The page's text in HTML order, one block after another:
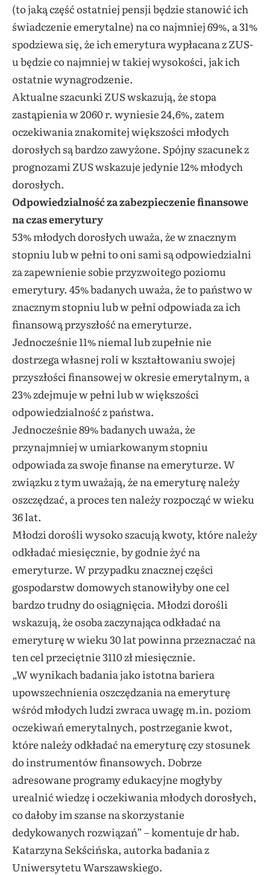
(to jaką część ostatniej pensji będzie stanowić ich
świadczenie emerytalne) na co najmniej 69%, a 31%
spodziewa się, że ich emerytura wypłacana z ZUS-
u będzie co najmniej w takiej wysokości, jak ich
ostatnie wynagrodzenie.
Aktualne szacunki ZUS wskazują, że stopa
zastąpienia w 2060 r. wyniesie 24,6%, zatem
oczekiwania znakomitej większości młodych
dorosłych są bardzo zawyżone. Spójny szacunek z
prognozami ZUS wskazuje jedynie 12% młodych
dorosłych.
Odpowiedzialność za zabezpieczenie finansowe
na czas emerytury
53% młodych dorosłych uważa, że w znacznym
stopniu lub w pełni to oni sami są odpowiedzialni
za zapewnienie sobie przyzwoitego poziomu
emerytury. 45% badanych uważa, że to państwo w
znacznym stopniu lub w pełni odpowiada za ich
finansową przyszłość na emeryturze.
Jednocześnie 11% niemal lub zupełnie nie
dostrzega własnej roli w kształtowaniu swojej
przyszłości finansowej w okresie emerytalnym, a
23% zdejmuje w pełni lub w większości
odpowiedzialność z państwa.
Jednocześnie 89% badanych uważa, że
przynajmniej w umiarkowanym stopniu
odpowiada za swoje finanse na emeryturze. W
związku z tym uważają, że na emeryturę należy
oszczędzać, a proces ten należy rozpocząć w wieku
36 lat.
Młodzi dorośli wysoko szacują kwoty, które należy
odkładać miesięcznie, by godnie żyć na
emeryturze. W przypadku znacznej części
gospodarstw domowych stanowiłyby one cel
bardzo trudny do osiągnięcia. Młodzi dorośli
wskazują, że osoba zaczynająca odkładać na
emeryturę w wieku 30 lat powinna przeznaczać na
ten cel przeciętnie 3110 zł miesięcznie.
„W wynikach badania jako istotna bariera
upowszechnienia oszczędzania na emeryturę
wśród młodych ludzi zwraca uwagę m.in. poziom
oczekiwań emerytalnych, postrzeganie kwot,
które należy odkładać na emeryturę czy stosunek
do instrumentów finansowych. Dobrze
adresowane programy edukacyjne mogłyby
urealnić wiedzę i oczekiwania młodych dorosłych,
co dałoby im szanse na skorzystanie
dedykowanych rozwiązań” – komentuje dr hab.
Katarzyna Sekścińska, autorka badania z
Uniwersytetu Warszawskiego.